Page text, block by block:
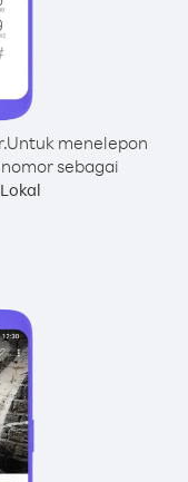
Untuk menelepon
sebagai